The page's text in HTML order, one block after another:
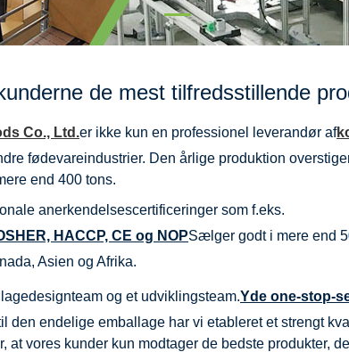
de mest tilfredsstillende
Co., Ltd.er ikke kun en professionel leverandør af
fødevareindustrier. Den årlige produktion
end 400 tons.
anerkendelsescertificeringer som f.eks.
HACCP, CE og NOPSælger godt i mere end
Asien og Afrika.
og et udviklingsteam.Yde one-stop-
den endelige emballage har vi etableret et strengt
at vores kunder kun modtager de bedste produkter,